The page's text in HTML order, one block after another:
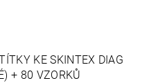
KE SKINTEX DIAG
+ 80 VZORKŮ